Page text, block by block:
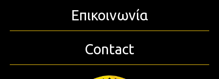
Επικοινωνία
Contact